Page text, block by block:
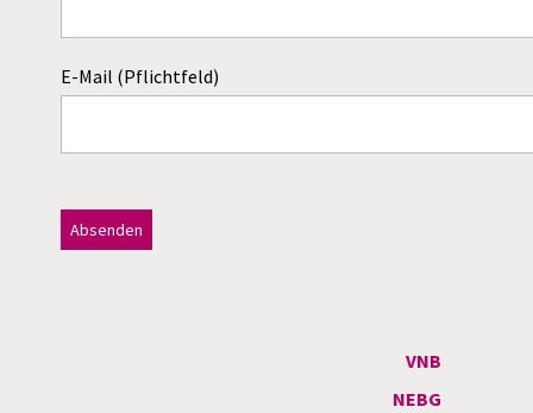
E-Mail (Pflichtfeld)
VNB
NEBG